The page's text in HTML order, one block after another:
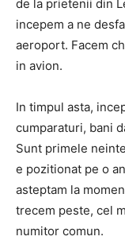
de la prietenii din
incepem a ne
aeroport. Facem
in avion.
In timpul asta,
cumparaturi, bani
Sunt primele
e pozitionat pe o
asteptam la
trecem peste, cel
numitor comun.